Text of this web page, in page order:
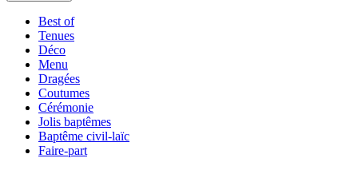
Best of
Tenues
Déco
Menu
Dragées
Coutumes
Cérémonie
Jolis baptêmes
Baptême civil-laïc
Faire-part